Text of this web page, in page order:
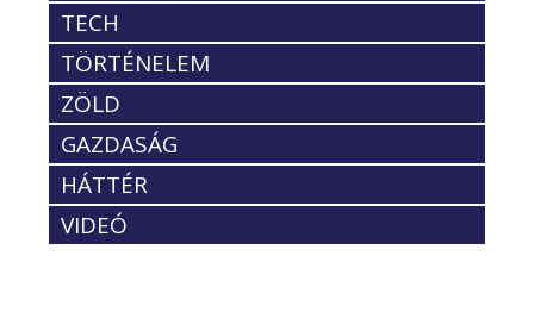
TECH
TÖRTÉNELEM
ZÖLD
GAZDASÁG
HÁTTÉR
VIDEÓ